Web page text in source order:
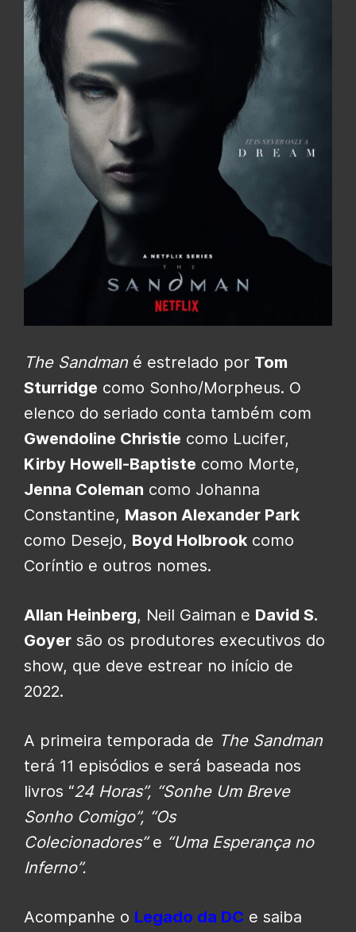
The Sandman é estrelado por Tom
Sturridge como Sonho/Morpheus. O
elenco do seriado conta também com
Gwendoline Christie como Lucifer,
Kirby Howell-Baptiste como Morte,
Jenna Coleman como Johanna
Constantine, Mason Alexander Park
como Desejo, Boyd Holbrook como
Coríntio e outros nomes.
Allan Heinberg, Neil Gaiman e David S.
Goyer são os produtores executivos do
show, que deve estrear no início de
2022.
A primeira temporada de The Sandman
terá 11 episódios e será baseada nos
livros “24 Horas”, “Sonhe Um Breve
Sonho Comigo”, “Os
Colecionadores”e “Uma Esperança no
Inferno”.
Acompanhe o Legado da DC e saiba